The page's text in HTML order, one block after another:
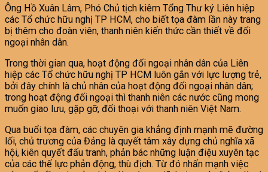
Ông Hồ Xuân Lâm, Phó Chủ tịch kiêm Tổng Thư ký Liên hiệp
các Tổ chức hữu nghị TP HCM, cho biết tọa đàm lần này trang
bị thêm cho đoàn viên, thanh niên kiến thức cần thiết về đối
ngoại nhân dân.
Trong thời gian qua, hoạt động đối ngoại nhân dân của Liên
hiệp các Tổ chức hữu nghị TP HCM luôn gắn với lực lượng trẻ,
bởi đây chính là chủ nhân của hoạt động đối ngoại nhân dân;
trong hoạt động đối ngoại thì thanh niên các nước cũng mong
muốn giao lưu, gặp gỡ, đối thoại với thanh niên Việt Nam.
Qua buổi tọa đàm, các chuyên gia khẳng định mạnh mẽ đường
lối, chủ trương của Đảng là quyết tâm xây dựng chủ nghĩa xã
hội, kiên quyết đấu tranh, phản bác những luận điệu xuyên tạc
của các thế lực phản động, thù địch. Từ đó nhấn mạnh việc